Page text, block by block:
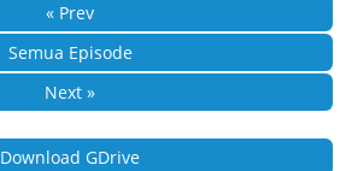
« Prev
Semua Episode
Next »
Download GDrive